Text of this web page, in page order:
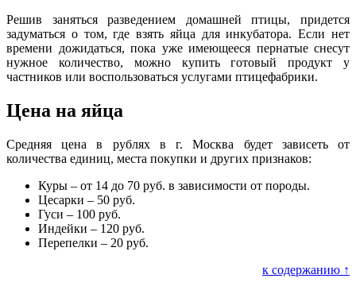
Решив заняться разведением домашней птицы, придется
задуматься о том, где взять яйца для инкубатора. Если нет
времени дожидаться, пока уже имеющееся пернатые снесут
нужное количество, можно купить готовый продукт у
частников или воспользоваться услугами птицефабрики.
Цена на яйца
Средняя цена в рублях в г. Москва будет зависеть от
количества единиц, места покупки и других признаков:
Куры – от 14 до 70 руб. в зависимости от породы.
Цесарки – 50 руб.
Гуси – 100 руб.
Индейки – 120 руб.
Перепелки – 20 руб.
к содержанию ↑